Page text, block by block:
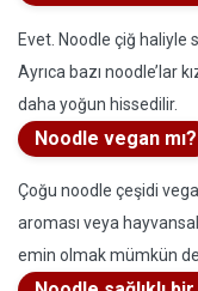
Evet. Noodle çiğ haliyle
Ayrıca bazı noodle’lar
daha yoğun hissedilir.
Noodle vegan mı?
Çoğu noodle çeşidi
aroması veya
emin olmak mümkün